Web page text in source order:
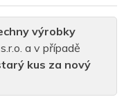
výrobky
a v případě
kus za nový